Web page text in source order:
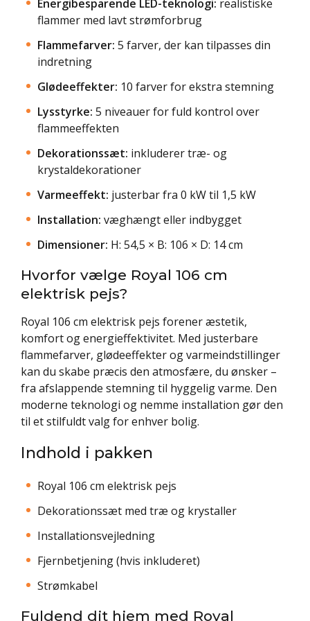
Energibesparende LED-teknologi: realistiske
flammer med lavt strømforbrug
Flammefarver: 5 farver, der kan tilpasses din
indretning
Glødeeffekter: 10 farver for ekstra stemning
Lysstyrke: 5 niveauer for fuld kontrol over
flammeeffekten
Dekorationssæt: inkluderer træ- og
krystaldekorationer
Varmeeffekt: justerbar fra 0 kW til 1,5 kW
Installation: væghængt eller indbygget
Dimensioner: H: 54,5 × B: 106 × D: 14 cm
Hvorfor vælge Royal 106 cm
elektrisk pejs?
Royal 106 cm elektrisk pejs forener æstetik,
komfort og energieffektivitet. Med justerbare
flammefarver, glødeeffekter og varmeindstillinger
kan du skabe præcis den atmosfære, du ønsker –
fra afslappende stemning til hyggelig varme. Den
moderne teknologi og nemme installation gør den
til et stilfuldt valg for enhver bolig.
Indhold i pakken
Royal 106 cm elektrisk pejs
Dekorationssæt med træ og krystaller
Installationsvejledning
Fjernbetjening (hvis inkluderet)
Strømkabel
Fuldend dit hjem med Royal